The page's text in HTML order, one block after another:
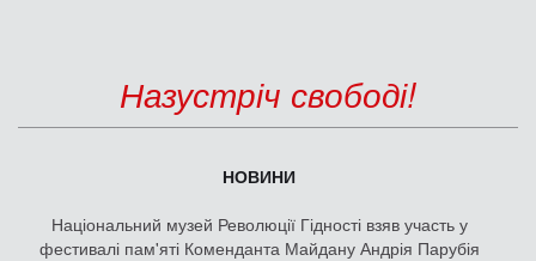
Назустріч свободі!
НОВИНИ
Національний музей Революції Гідності взяв участь у
фестивалі пам'яті Коменданта Майдану Андрія Парубія